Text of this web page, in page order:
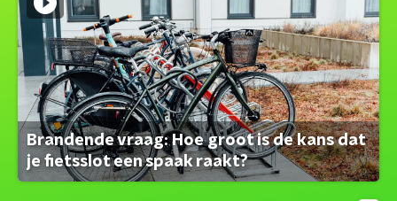
Brandende vraag: Hoe groot is de kans dat
je fietsslot een spaak raakt?